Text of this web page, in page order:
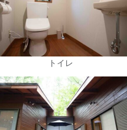
トイレ